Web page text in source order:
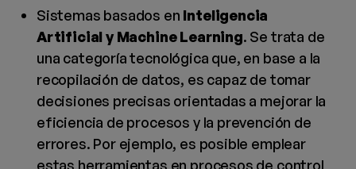
Sistemas basados en Inteligencia
Artificial y Machine Learning. Se trata de
una categoría tecnológica que, en base a la
recopilación de datos, es capaz de tomar
decisiones precisas orientadas a mejorar la
eficiencia de procesos y la prevención de
errores. Por ejemplo, es posible emplear
estas herramientas en procesos de control